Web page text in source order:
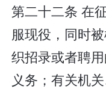
第二十二条 在
服现役，同时
织招录或者聘
义务；有关机